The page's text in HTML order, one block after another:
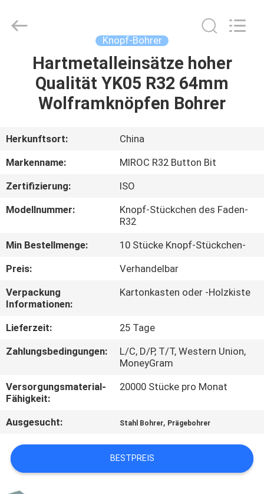
HAUS
PRODUKTE
ÜBER
UNS
FABRIK-
AUSFLUG
QUALITÄTSKONTROLLE
TRETEN
SIE
MIT
UNS
VERBINDUNG
FORDERN
SIE EIN
ZITAT
Knopf-Bohrer
Hartmetalleinsätze hoher
Qualität YK05 R32 64mm
Wolframknöpfen Bohrer
Herkunftsort:
China
Markenname:
MIROC R32 Button Bit
Zertifizierung:
ISO
Modellnummer:
Knopf-Stückchen des Faden-
R32
Min Bestellmenge:
10 Stücke Knopf-Stückchen-
Preis:
Verhandelbar
Verpackung
Informationen:
Kartonkasten oder -Holzkiste
Lieferzeit:
25 Tage
Zahlungsbedingungen:
L/C, D/P, T/T, Western Union,
MoneyGram
Versorgungsmaterial-
Fähigkeit:
20000 Stücke pro Monat
Ausgesucht: Stahl Bohrer, Prägebohrer
BESTPREIS